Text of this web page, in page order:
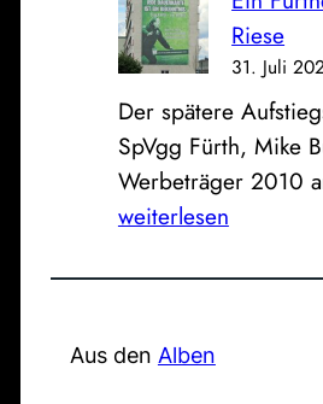
e
a
n
d
e
a
s
e
u
n
Riese
31. Juli
Der spätere
SpVgg Fürth, Mike
Werbeträger 2010
weiterlesen
Aus den Alben